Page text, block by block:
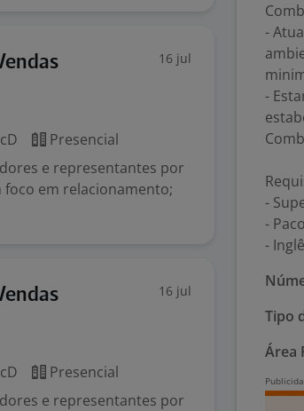
16 jul
Presencial
e representantes por
foco em relacionamento;
16 jul
Presencial
e representantes por
-
-
-
-
-
Tipo
Área